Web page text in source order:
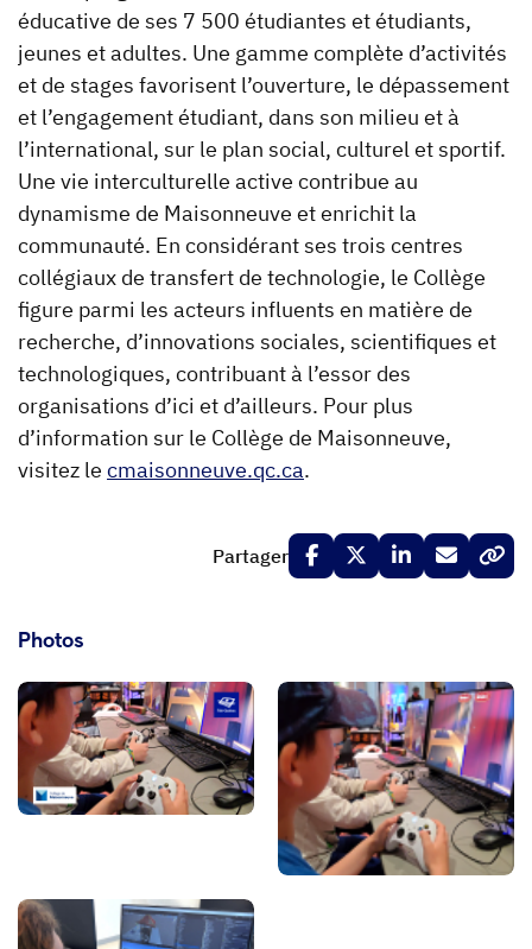
éducative de ses 7 500 étudiantes et étudiants,
jeunes et adultes. Une gamme complète d’activités
et de stages favorisent l’ouverture, le dépassement
et l’engagement étudiant, dans son milieu et à
l’international, sur le plan social, culturel et sportif.
Une vie interculturelle active contribue au
dynamisme de Maisonneuve et enrichit la
communauté. En considérant ses trois centres
collégiaux de transfert de technologie, le Collège
figure parmi les acteurs influents en matière de
recherche, d’innovations sociales, scientifiques et
technologiques, contribuant à l’essor des
organisations d’ici et d’ailleurs. Pour plus
d’information sur le Collège de Maisonneuve,
visitez le cmaisonneuve.qc.ca.
Partager
Photos